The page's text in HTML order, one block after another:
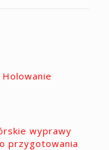
Holowanie
wyprawy
przygotowania